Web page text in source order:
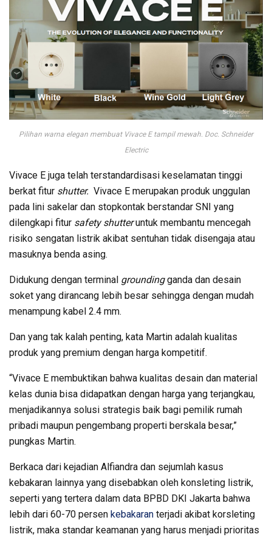
Pilihan warna elegan membuat Vivace E tampil mewah. Doc. Schneider
Electric
Vivace E juga telah terstandardisasi keselamatan tinggi
berkat fitur shutter. Vivace E merupakan produk unggulan
pada lini sakelar dan stopkontak berstandar SNI yang
dilengkapi fitur safety shutteruntuk membantu mencegah
risiko sengatan listrik akibat sentuhan tidak disengaja atau
masuknya benda asing.
Didukung dengan terminal groundingganda dan desain
soket yang dirancang lebih besar sehingga dengan mudah
menampung kabel 2.4 mm.
Dan yang tak kalah penting, kata Martin adalah kualitas
produk yang premium dengan harga kompetitif.
“Vivace E membuktikan bahwa kualitas desain dan material
kelas dunia bisa didapatkan dengan harga yang terjangkau,
menjadikannya solusi strategis baik bagi pemilik rumah
pribadi maupun pengembang properti berskala besar,”
pungkas Martin.
Berkaca dari kejadian Alfiandra dan sejumlah kasus
kebakaran lainnya yang disebabkan oleh konsleting listrik,
seperti yang tertera dalam data BPBD DKI Jakarta bahwa
lebih dari 60-70 persen kebakaran terjadi akibat korsleting
listrik, maka standar keamanan yang harus menjadi prioritas